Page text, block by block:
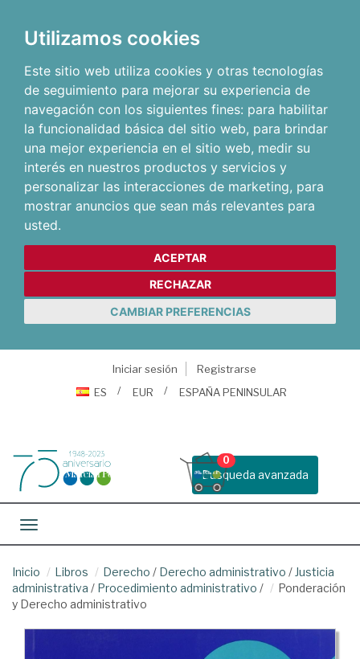
Utilizamos cookies
Este sitio web utiliza cookies y otras tecnologías
de seguimiento para mejorar su experiencia de
navegación con los siguientes fines: para habilitar
la funcionalidad básica del sitio web, para brindar
una mejor experiencia en el sitio web, medir su
interés en nuestros productos y servicios y
personalizar las interacciones de marketing, para
mostrar anuncios que sean más relevantes para
usted.
ACEPTAR
RECHAZAR
CAMBIAR PREFERENCIAS
Iniciar sesión
Registrarse
ES
EUR ESPAÑA PENINSULAR
Busqueda avanzada
0
Toggle navigation
Inicio Libros Derecho / Derecho administrativo / Justicia
administrativa / Procedimiento administrativo /
Ponderación
y Derecho administrativo